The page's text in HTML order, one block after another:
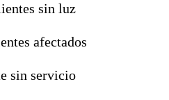
sin luz
afectados
sin servicio